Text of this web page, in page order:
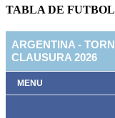
TABLA DE FUTBOL